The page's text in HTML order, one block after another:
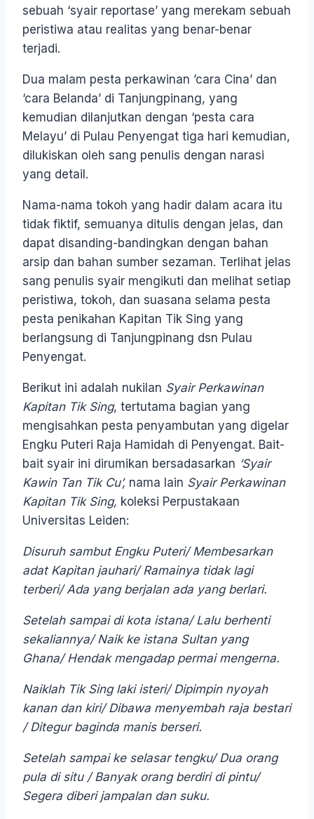
sebuah ‘syair reportase’ yang merekam sebuah
peristiwa atau realitas yang benar-benar
terjadi.
Dua malam pesta perkawinan ’cara Cina’ dan
‘cara Belanda’ di Tanjungpinang, yang
kemudian dilanjutkan dengan ‘pesta cara
Melayu’ di Pulau Penyengat tiga hari kemudian,
dilukiskan oleh sang penulis dengan narasi
yang detail.
Nama-nama tokoh yang hadir dalam acara itu
tidak fiktif, semuanya ditulis dengan jelas, dan
dapat disanding-bandingkan dengan bahan
arsip dan bahan sumber sezaman. Terlihat jelas
sang penulis syair mengikuti dan melihat setiap
peristiwa, tokoh, dan suasana selama pesta
pesta penikahan Kapitan Tik Sing yang
berlangsung di Tanjungpinang dsn Pulau
Penyengat.
Berikut ini adalah nukilan Syair Perkawinan
Kapitan Tik Sing, tertutama bagian yang
mengisahkan pesta penyambutan yang digelar
Engku Puteri Raja Hamidah di Penyengat. Bait-
bait syair ini dirumikan bersadasarkan ‘Syair
Kawin Tan Tik Cu’, nama lain Syair Perkawinan
Kapitan Tik Sing, koleksi Perpustakaan
Universitas Leiden:
Disuruh sambut Engku Puteri/ Membesarkan
adat Kapitan jauhari/ Ramainya tidak lagi
terberi/ Ada yang berjalan ada yang berlari.
Setelah sampai di kota istana/ Lalu berhenti
sekaliannya/ Naik ke istana Sultan yang
Ghana/ Hendak mengadap permai mengerna.
Naiklah Tik Sing laki isteri/ Dipimpin nyoyah
kanan dan kiri/ Dibawa menyembah raja bestari
/ Ditegur baginda manis berseri.
Setelah sampai ke selasar tengku/ Dua orang
pula di situ / Banyak orang berdiri di pintu/
Segera diberi jampalan dan suku.